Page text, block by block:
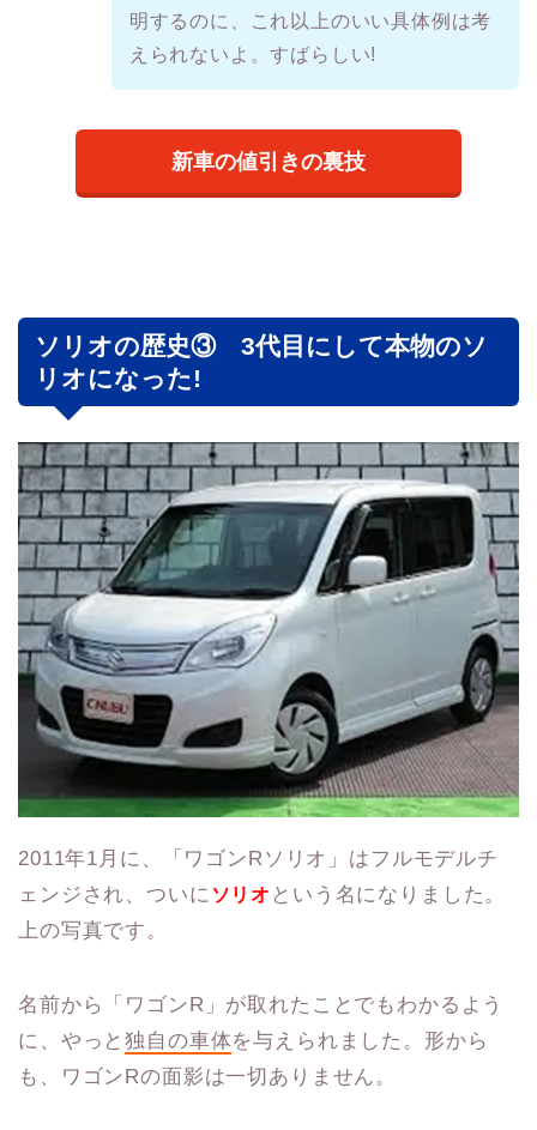
明するのに、これ以上のいい具体例は考
えられないよ。すばらしい!
新車の値引きの裏技
ソリオの歴史③ 3代目にして本物のソ
リオになった!
2011年1月に、「ワゴンRソリオ」はフルモデルチ
ェンジされ、ついに ソリオ という名になりました。
上の写真です。
名前から「ワゴンR」が取れたことでもわかるよう
に、やっと独自の車体を与えられました。形から
も、ワゴンRの面影は一切ありません。